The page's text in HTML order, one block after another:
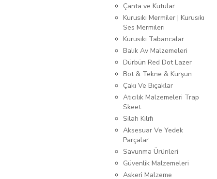
Çanta ve Kutular
Kurusıkı Mermiler | Kurusıkı
Ses Mermileri
Kurusıkı Tabancalar
Balık Av Malzemeleri
Dürbün Red Dot Lazer
Bot & Tekne & Kurşun
Çakı Ve Bıçaklar
Atıcılık Malzemeleri Trap
Skeet
Silah Kılıfı
Aksesuar Ve Yedek
Parçalar
Savunma Ürünleri
Güvenlik Malzemeleri
Askeri Malzeme